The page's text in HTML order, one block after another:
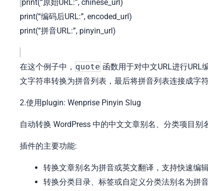
print(“原始URL:”, chinese_url)
print(“编码后URL:”, encoded_url)
print(“拼音URL:”, pinyin_url)
在这个例子中， quote 函数用于对中文URL进行URL
文字符串转换为拼音列表，最后将拼音列表连接成字符
2.使用plugin: Wenprise Pinyin Slug
自动转换 WordPress 中的中文文章别名、分类项目别
插件的主要功能:
转换文章别名为拼音或英文翻译，支持快速编
转换分类目录、标签或自定义分类法别名为拼